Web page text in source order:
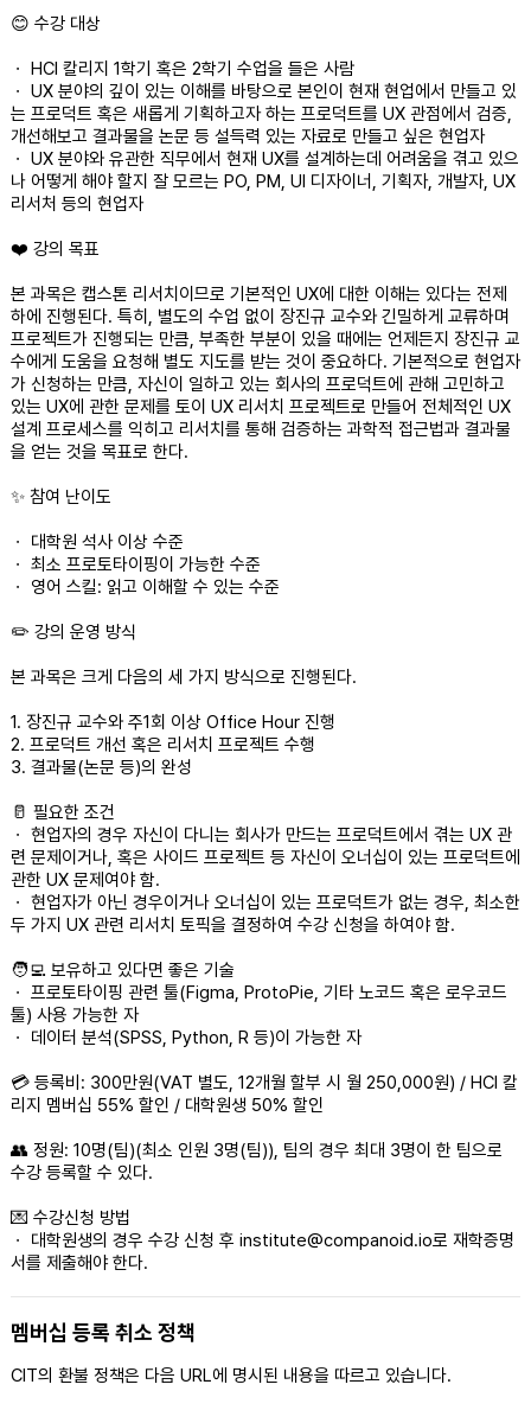
😊 수강 대상
ㆍ HCI 칼리지 1학기 혹은 2학기 수업을 들은 사람
ㆍ UX 분야의 깊이 있는 이해를 바탕으로 본인이 현재 현업에서 만들고 있
는 프로덕트 혹은 새롭게 기획하고자 하는 프로덕트를 UX 관점에서 검증,
개선해보고 결과물을 논문 등 설득력 있는 자료로 만들고 싶은 현업자
ㆍ UX 분야와 유관한 직무에서 현재 UX를 설계하는데 어려움을 겪고 있으
나 어떻게 해야 할지 잘 모르는 PO, PM, UI 디자이너, 기획자, 개발자, UX
리서처 등의 현업자
❤️ 강의 목표
본 과목은 캡스톤 리서치이므로 기본적인 UX에 대한 이해는 있다는 전제
하에 진행된다. 특히, 별도의 수업 없이 장진규 교수와 긴밀하게 교류하며
프로젝트가 진행되는 만큼, 부족한 부분이 있을 때에는 언제든지 장진규 교
수에게 도움을 요청해 별도 지도를 받는 것이 중요하다. 기본적으로 현업자
가 신청하는 만큼, 자신이 일하고 있는 회사의 프로덕트에 관해 고민하고
있는 UX에 관한 문제를 토이 UX 리서치 프로젝트로 만들어 전체적인 UX
설계 프로세스를 익히고 리서치를 통해 검증하는 과학적 접근법과 결과물
을 얻는 것을 목표로 한다.
✨ 참여 난이도
ㆍ 대학원 석사 이상 수준
ㆍ 최소 프로토타이핑이 가능한 수준
ㆍ 영어 스킬: 읽고 이해할 수 있는 수준
✏️ 강의 운영 방식
본 과목은 크게 다음의 세 가지 방식으로 진행된다.
1. 장진규 교수와 주1회 이상 Office Hour 진행
2. 프로덕트 개선 혹은 리서치 프로젝트 수행
3. 결과물(논문 등)의 완성
🥛 필요한 조건
ㆍ 현업자의 경우 자신이 다니는 회사가 만드는 프로덕트에서 겪는 UX 관
련 문제이거나, 혹은 사이드 프로젝트 등 자신이 오너십이 있는 프로덕트에
관한 UX 문제여야 함.
ㆍ 현업자가 아닌 경우이거나 오너십이 있는 프로덕트가 없는 경우, 최소한
두 가지 UX 관련 리서치 토픽을 결정하여 수강 신청을 하여야 함.
🧑‍💻 보유하고 있다면 좋은 기술
ㆍ 프로토타이핑 관련 툴(Figma, ProtoPie, 기타 노코드 혹은 로우코드
툴) 사용 가능한 자
ㆍ 데이터 분석(SPSS, Python, R 등)이 가능한 자
💳 등록비: 300만원(VAT 별도, 12개월 할부 시 월 250,000원) / HCI 칼
리지 멤버십 55% 할인 / 대학원생 50% 할인
👥 정원: 10명(팀)(최소 인원 3명(팀)), 팀의 경우 최대 3명이 한 팀으로
수강 등록할 수 있다.
💌 수강신청 방법
ㆍ 대학원생의 경우 수강 신청 후 institute@companoid.io로 재학증명
서를 제출해야 한다.
멤버십 등록 취소 정책
CIT의 환불 정책은 다음 URL에 명시된 내용을 따르고 있습니다.